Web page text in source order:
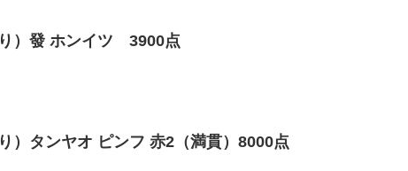
）發 ホンイツ 3900点
）タンヤオ ピンフ 赤2（満貫）8000点